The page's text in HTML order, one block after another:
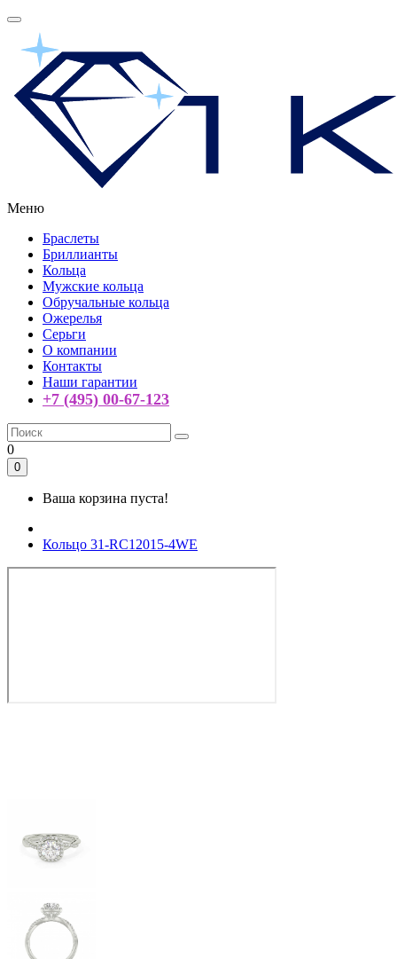
Меню
Браслеты
Бриллианты
Кольца
Мужские кольца
Обручальные кольца
Ожерелья
Серьги
О компании
Контакты
Наши гарантии
+7 (495) 00-67-123
0
0
Ваша корзина пуста!
Кольцо 31-RC12015-4WE